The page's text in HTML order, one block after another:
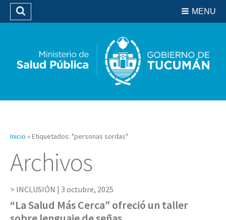
Biblioteca
MENU
Buscar
Inicio » Etiquetados: "personas sordas"
Archivos
INCLUSIÓN | 3 octubre, 2025
“La Salud Más Cerca” ofreció un taller